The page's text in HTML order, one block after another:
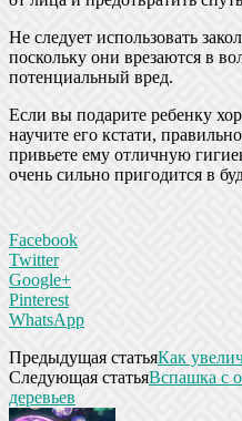
Не следует использовать
поскольку они врезаются в
потенциальный вред.
Если вы подарите ребенку
научите его кстати,
привьете ему отличную
очень сильно пригодится в
Facebook
Twitter
Google+
Pinterest
WhatsApp
Предыдущая статьяКак
Следующая статьяВспашка с
деревьев